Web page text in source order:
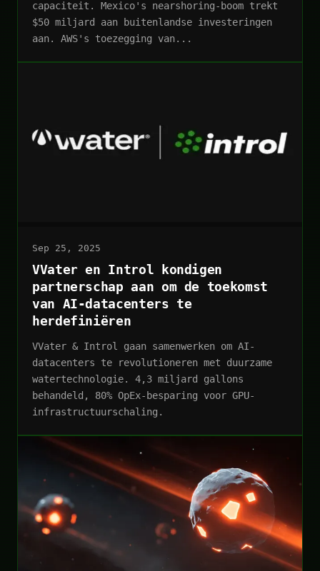
capaciteit. Mexico's nearshoring-boom trekt
$50 miljard aan buitenlandse investeringen
aan. AWS's toezegging van...
Sep 25, 2025
VVater en Introl kondigen
partnerschap aan om de toekomst
van AI-datacenters te
herdefiniëren
VVater & Introl gaan samenwerken om AI-
datacenters te revolutioneren met duurzame
watertechnologie. 4,3 miljard gallons
behandeld, 80% OpEx-besparing voor GPU-
infrastructuurschaling.